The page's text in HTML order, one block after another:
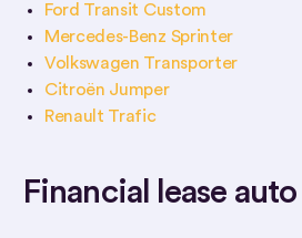
Ford Transit Custom
Mercedes-Benz Sprinter
Volkswagen Transporter
Citroën Jumper
Renault Trafic
Financial lease